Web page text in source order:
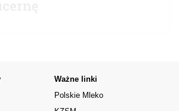
Ważne linki
Polskie Mleko